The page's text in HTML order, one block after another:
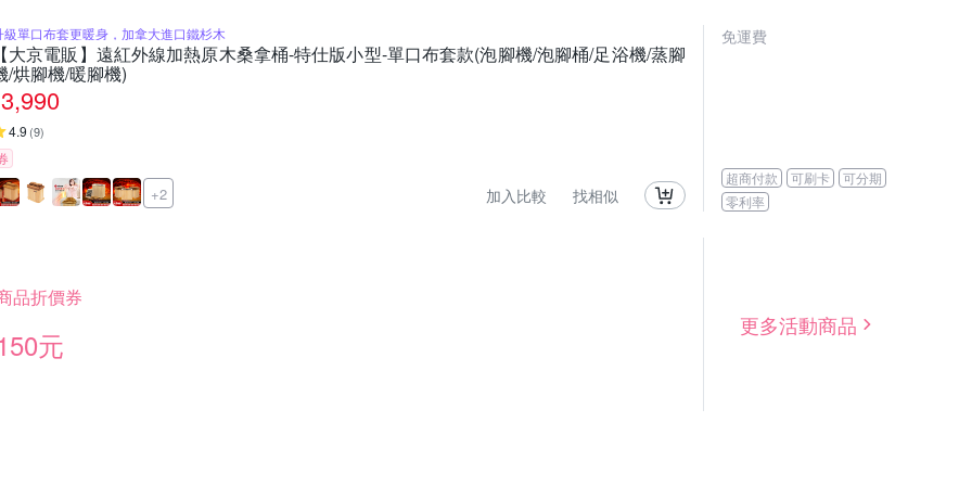
級單口布套更暖身，加拿大進口鐵杉木
大京電販】遠紅外線加熱原木桑拿桶-特仕版小型-單口布套款(泡腳機/泡腳桶/足浴機/蒸腳
/烘腳機/暖腳機)
3,990
4.9 (9)
+2 加入比較 找相似
免運費
超商付款 可刷卡
可分期
零利率
品折價券
元
更多活動商品